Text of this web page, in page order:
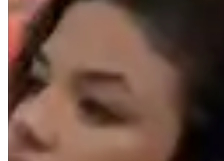
3- MACIEZ
O couro é mais macio, flexível e adaptavél ao formato dos
pés. Ao contrário dos materiais sintéticos que
constumam ser mais rigidos por serem compostos de
substâncias químicas e não porosas. O couro natural
oferece um ajuste mais confortável e agradável.
Além de conforto, os sapatos Liazzi em couro legítimo
entregam elegância e sofisticação, tornando-se peças únicas
para completar qualquer look com estilo e autenticidade.